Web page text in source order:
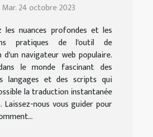
| Education.fr
Mar. 24 octobre 2023
les nuances profondes et les
pratiques de l'outil de
navigateur web populaire.
le monde fascinant des
langages et des scripts qui
la traduction instantanée
Laissez-nous vous guider pour